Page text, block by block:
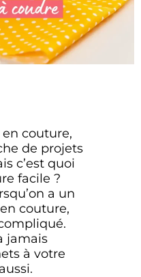
couture,
de projets
c’est quoi
facile ?
a un
couture,
jamais
à votre